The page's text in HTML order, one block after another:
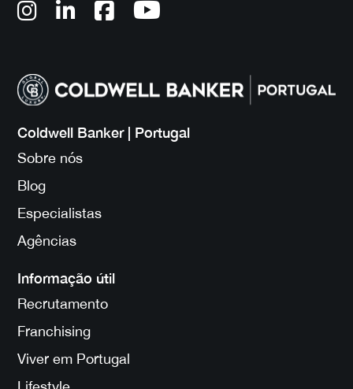
Coldwell Banker | Portugal
Sobre nós
Blog
Especialistas
Agências
Informação útil
Recrutamento
Franchising
Viver em Portugal